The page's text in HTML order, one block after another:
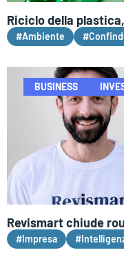
Riciclo della
#Ambiente
BUSINESS
Revismart chiude
#Impresa